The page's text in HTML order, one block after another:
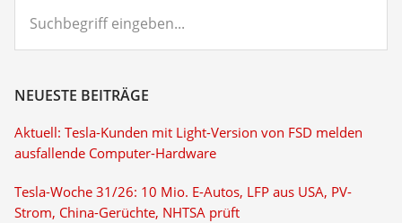
eingeben...
NEUESTE BEITRÄGE
Aktuell: Tesla-Kunden mit Light-Version von FSD melden
ausfallende Computer-Hardware
Tesla-Woche 31/26: 10 Mio. E-Autos, LFP aus USA, PV-
Strom, China-Gerüchte, NHTSA prüft